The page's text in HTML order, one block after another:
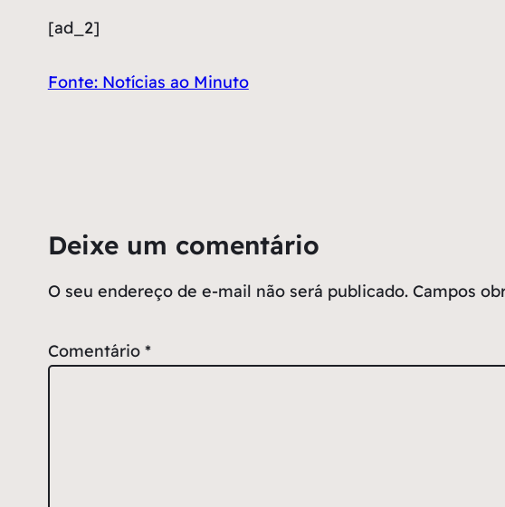
[ad_2]
Fonte: Notícias ao Minuto
Deixe um comentário
O seu endereço de e-mail não será publicado. Campos
Comentário *